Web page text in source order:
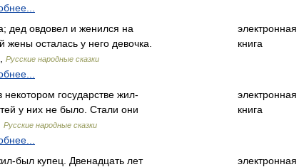
дед овдовел и женился на
жены осталась у него девочка.
Русские народные сказки
электронная
книга
государстве жил-
у них не было. Стали они
Русские народные сказки
электронная
книга
был купец. Двенадцать лет
электронная